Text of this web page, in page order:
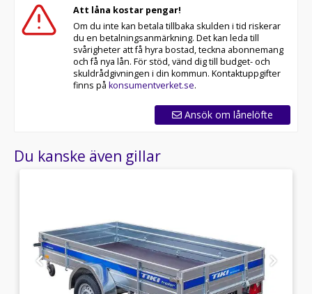
Standardutrustning
Led lysen med starkt och tydligt sken.
Lastöglor som är inbyggda i lämmarna.
Skruvtipp för smidig på- och avkörning.
Golv av fenolbelagd plywood som är vattentätt och
Rejält och långt stödhjul.
Marknadens lägsta hjulhus invändigt så man behåller
enkel.
Rampöppning
Bakluckeöppning
LED invändig belysning kåpa (drivs av bilen)
Belysning bak kåpa 2 st
Belysning bak kåpa 4 st
Att låna kostar pengar!
Om du inte kan betala tillbaka skulden i tid riskerar
du en betalningsanmärkning. Det kan leda till
svårigheter att få hyra bostad, teckna abonnemang
och få nya lån. För stöd, vänd dig till budget- och
skuldrådgivningen i din kommun. Kontaktuppgifter
finns på konsumentverket.se.
Ansök om lånelöfte
Du kanske även gillar